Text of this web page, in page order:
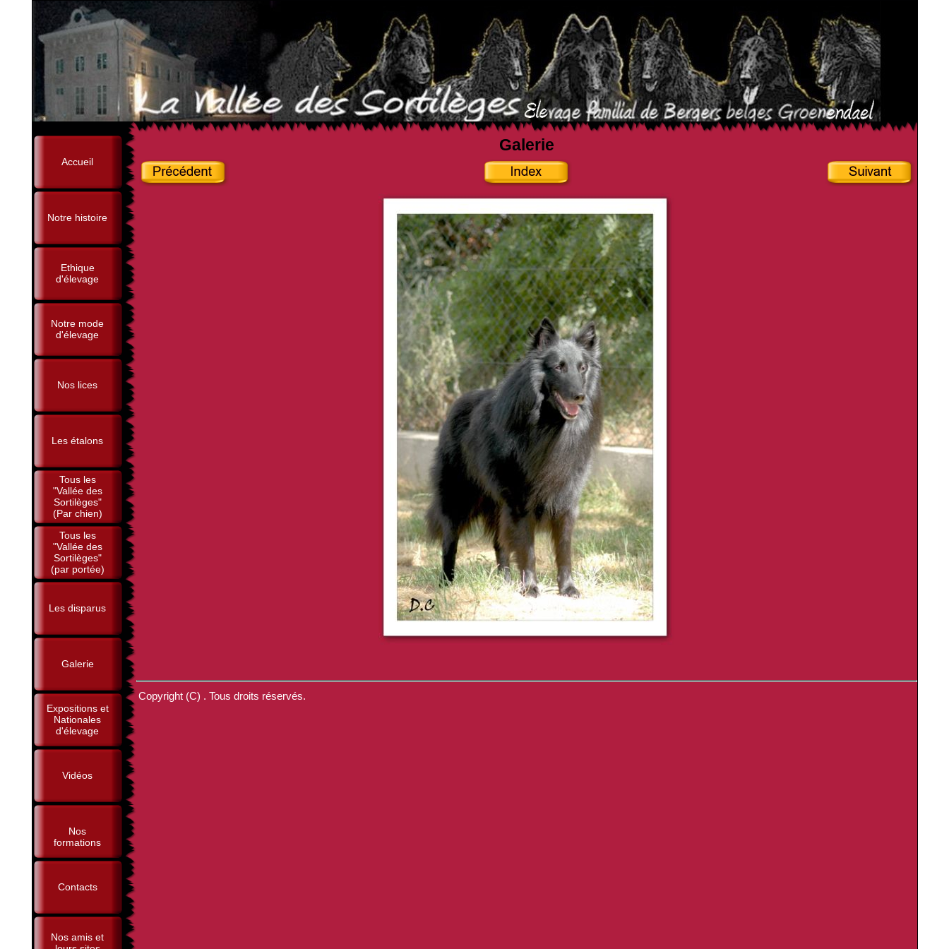
Accueil
Notre histoire
Ethique
d'élevage
Notre mode
d'élevage
Nos lices
Les étalons
Tous les
"Vallée des
Sortilèges"
(Par chien)
Tous les
"Vallée des
Sortilèges"
(par portée)
Les disparus
Galerie
Expositions et
Nationales
d'élevage
Vidéos
Nos
formations
Contacts
Nos amis et
Galerie
Copyright (C) . Tous droits réservés.